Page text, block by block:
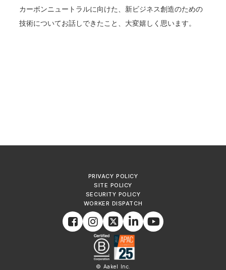
カーボンニュートラルに向けた、新ビジネス創造のための
技術についてお話しできたこと、大変嬉しく思います。
PRIVACY POLICY
SITE POLICY
SECURITY POLICY
WORKER DISPATCH
© Aakel Inc.